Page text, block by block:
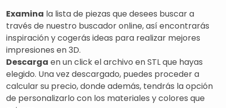
Examina la lista de piezas que desees buscar a
través de nuestro buscador online, así encontrarás
inspiración y cogerás ideas para realizar mejores
impresiones en 3D.
Descarga en un click el archivo en STL que hayas
elegido. Una vez descargado, puedes proceder a
calcular su precio, donde además, tendrás la opción
de personalizarlo con los materiales y colores que